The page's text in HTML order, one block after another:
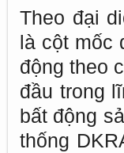
Theo đại
là cột mốc
động theo
đầu trong
bất động
thống